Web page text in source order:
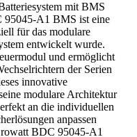
mit BMS
A1 BMS ist eine
für das modulare
entwickelt wurde.
und ermöglicht
der Serien
innovative
modulare Architektur
an die individuellen
anpassen
BDC 95045-A1